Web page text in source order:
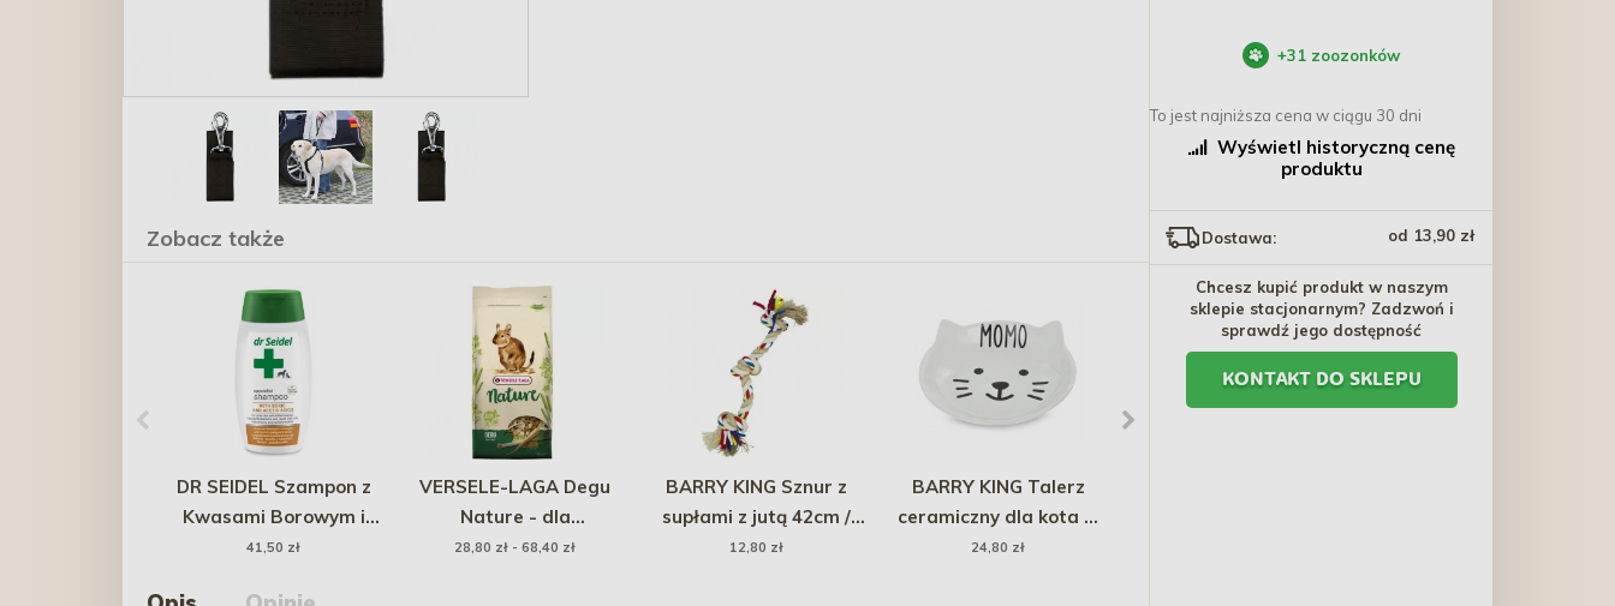
Zobacz także
DR SEIDEL Szampon z
Kwasami Borowym i
Octowym 220 ml
41,50 zł
VERSELE-LAGA Degu
Nature - dla
koszatniczek
28,80 zł - 68,40 zł
BARRY KING Sznur z
supłami z jutą 42cm /
165g
12,80 zł
BARRY KING Talerz
ceramiczny dla kota w
kształcie pyszczka kota
24,80 zł
+31 zoozonków
To jest najniższa cena w ciągu 30 dni
Wyświetl historyczną cenę
produktu
Dostawa: od 13,90 zł
Chcesz kupić produkt w naszym
sklepie stacjonarnym? Zadzwoń i
sprawdź jego dostępność
KONTAKT DO SKLEPU